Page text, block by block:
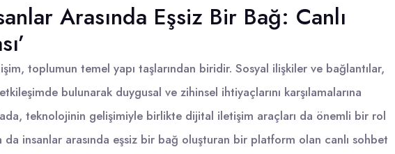
Arasında Eşsiz Bir Bağ: Canlı
toplumun temel yapı taşlarından biridir. Sosyal ilişkiler ve bağlantılar,
bulunarak duygusal ve zihinsel ihtiyaçlarını karşılamalarına
teknolojinin gelişimiyle birlikte dijital iletişim araçları da önemli bir rol
da insanlar arasında eşsiz bir bağ oluşturan bir platform olan canlı sohbet